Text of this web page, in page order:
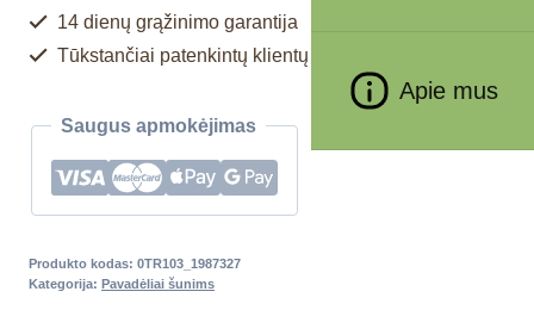
Apie mus
14 dienų grąžinimo garantija
Tūkstančiai patenkintų klientų
Saugus apmokėjimas
Produkto kodas: 0TR103_1987327
Kategorija: Pavadėliai šunims